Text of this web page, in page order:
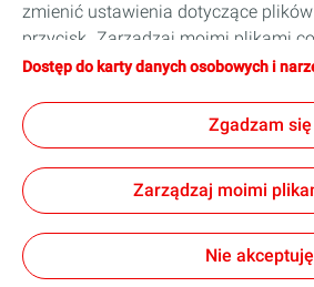
O TotalEnergies
Zostań naszym partnerem
Informacje prawnePolityka
Kodeks postępowania TotalEnergies
Cookies
zmienić ustawienia dotyczące
przycisk „Zarządzaj moimi plikami
przycisk „Akceptuję”, wyrażają
kliknięcia przycisku „Odmawiam”,
techniczne pliki cookies niezbędne
funkcjonowania strony. Więcej
można znaleźć na stronie „Karta
Dostęp do karty danych osobowych i
Zgadzam się
Zarządzaj moimi
Nie akceptuję